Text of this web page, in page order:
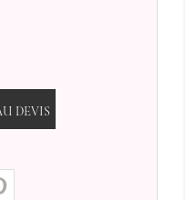
DEVIS